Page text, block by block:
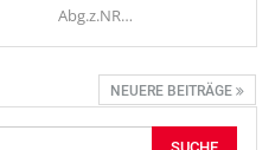
Abg.z.NR…
NEUERE BEITRÄGE